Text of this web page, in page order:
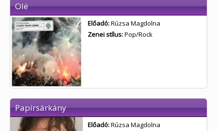
Olé
Előadó:Rúzsa Magdolna
Zenei stílus:Pop/Rock
Papírsárkány
Előadó:Rúzsa Magdolna